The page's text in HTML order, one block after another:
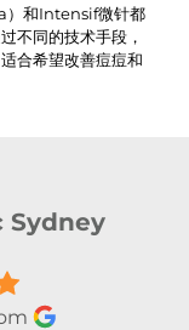
）和Intensif微针都
不同的技术手段，
合希望改善痘痘和
Sydney